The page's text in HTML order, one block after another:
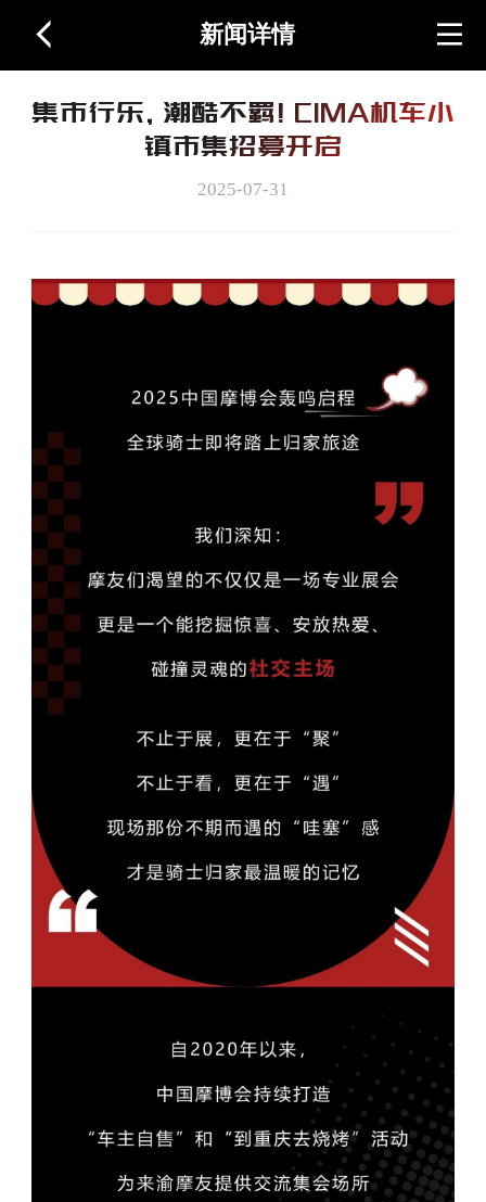
新闻详情
首页
周边产品
中文 English Español
集市行乐，潮酷不羁！CIMA机车小
镇市集招募开启
2025-07-31